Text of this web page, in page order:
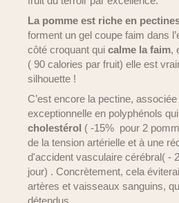
La pomme est riche en
forment un gel coupe faim dans
côté croquant qui calme la faim,
( 90 calories par fruit) elle est
silhouette !
C’est encore la pectine,
exceptionnelle en polyphénols
cholestérol ( -15% pour 2
de la tension artérielle et à une
d'accident vasculaire cérébral( -
jour) . Concrètement, cela
artères et vaisseaux sanguins,
détendus.